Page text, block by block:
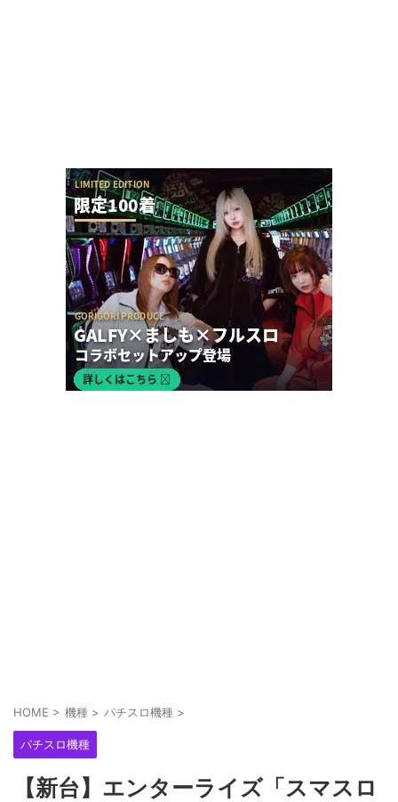
【令和8年8月8日】777コンパス全国予約数ランキ
ングが公開！1位はマルハン新宿東宝の1...
HOME > 機種 > パチスロ機種 >
パチスロ機種
【新台】エンターライズ「スマスロ